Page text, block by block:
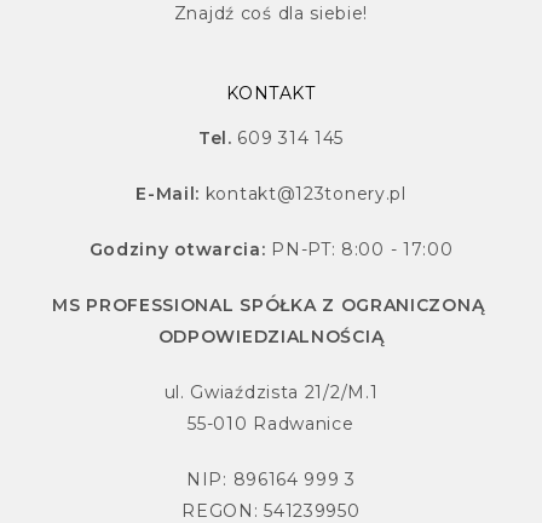
Znajdź coś dla siebie!
KONTAKT
Tel. 609 314 145
E-Mail: kontakt@123tonery.pl
Godziny otwarcia: PN-PT: 8:00 - 17:00
MS PROFESSIONAL SPÓŁKA Z OGRANICZONĄ
ODPOWIEDZIALNOŚCIĄ
ul. Gwiaździsta 21/2/M.1
55-010 Radwanice
NIP: 896164 999 3
REGON: 541239950